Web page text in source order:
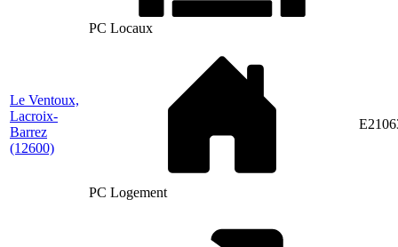
PC Locaux
Le Ventoux,
Lacroix-
Barrez
(12600)
PC Logement